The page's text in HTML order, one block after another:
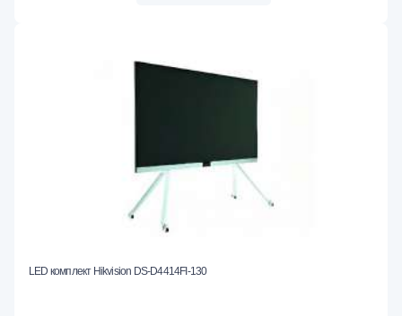
LED комплект Hikvision DS-D4414FI-130